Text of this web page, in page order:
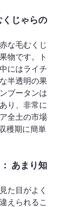
くじゃらの
な毛むくじ
物です。ト
にはライチ
半透明の果
ブータンは
り、非常に
全土の市場
穫期に簡単
あまり知
た目がよく
えられるこ